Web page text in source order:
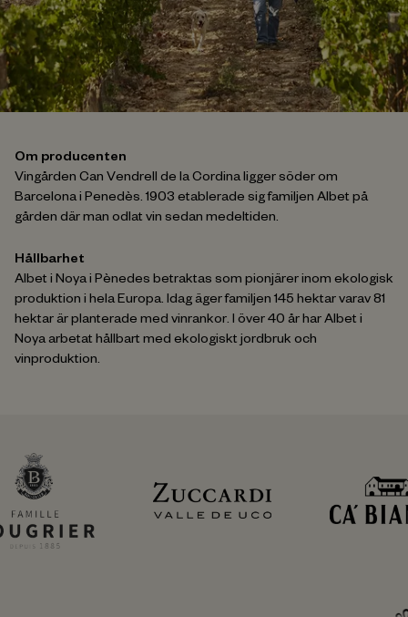
Om producenten
Vingården Can Vendrell de la Cordina ligger söder om
Barcelona i Penedès. 1903 etablerade sig familjen Albet på
gården där man odlat vin sedan medeltiden.
Hållbarhet
Albet i Noya i Pènedes betraktas som pionjärer inom ekologisk
produktion i hela Europa. Idag äger familjen 145 hektar varav 81
hektar är planterade med vinrankor. I över 40 år har Albet i
Noya arbetat hållbart med ekologiskt jordbruk och
vinproduktion.